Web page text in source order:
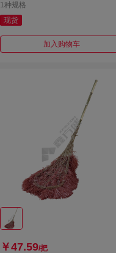
1种规格
现货
加入购物车
￥47.59/把